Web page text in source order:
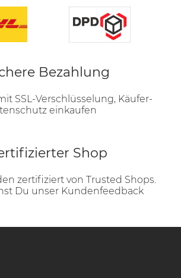
Bezahlung
SSL-Verschlüsselung, Käufer-
einkaufen
Shop
zertifiziert von Trusted Shops.
Du unser Kundenfeedback